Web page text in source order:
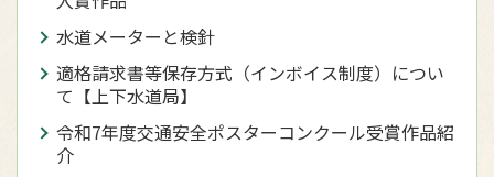
水道メーターと検針
適格請求書等保存方式（インボイス制度）につい
て【上下水道局】
令和7年度交通安全ポスターコンクール受賞作品紹
介